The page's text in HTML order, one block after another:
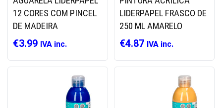
12 CORES COM PINCEL
DE MADEIRA
€3.99 IVA inc.
LIDERPAPEL FRASCO DE
250 ML AMARELO
€4.87 IVA inc.